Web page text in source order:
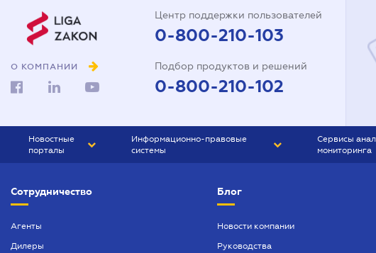
О КОМПАНИИ
Центр поддержки пользователей
0-800-210-103
Подбор продуктов и решений
0-800-210-102
Новостные
порталы
БИЗНЕС
Информационно-правовые
системы
БУХГАЛТЕР ПРОФ
Сервисы
мониторинга
Сотрудничество
Агенты
Дилеры
Блог
Новости компании
Руководства